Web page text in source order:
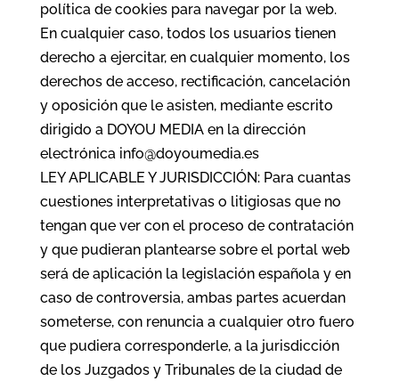
política de cookies para navegar por la web.
En cualquier caso, todos los usuarios tienen
derecho a ejercitar, en cualquier momento, los
derechos de acceso, rectificación, cancelación
y oposición que le asisten, mediante escrito
dirigido a DOYOU MEDIA en la dirección
electrónica info@doyoumedia.es
LEY APLICABLE Y JURISDICCIÓN: Para cuantas
cuestiones interpretativas o litigiosas que no
tengan que ver con el proceso de contratación
y que pudieran plantearse sobre el portal web
será de aplicación la legislación española y en
caso de controversia, ambas partes acuerdan
someterse, con renuncia a cualquier otro fuero
que pudiera corresponderle, a la jurisdicción
de los Juzgados y Tribunales de la ciudad de